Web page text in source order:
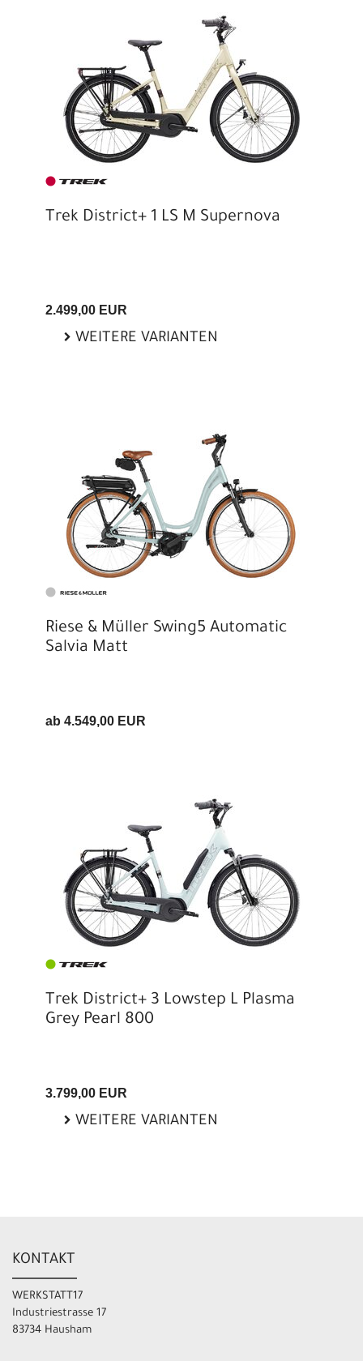
Trek District+ 1 LS M Supernova
2.499,00 EUR
WEITERE VARIANTEN
Riese & Müller Swing5 Automatic
Salvia Matt
ab 4.549,00 EUR
Trek District+ 3 Lowstep L Plasma
Grey Pearl 800
3.799,00 EUR
WEITERE VARIANTEN
KONTAKT
WERKSTATT17
Industriestrasse 17
83734 Hausham